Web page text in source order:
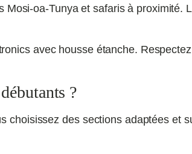
oa-Tunya et safaris à proximité.
avec housse étanche.
?
des sections adaptées et